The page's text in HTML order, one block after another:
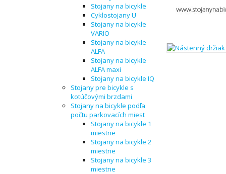
Stojany na bicykle
Cyklostojany U
Stojany na bicykle
VARIO
Stojany na bicykle
ALFA
Stojany na bicykle
ALFA maxi
Stojany na bicykle IQ
Stojany pre bicykle s
kotúčovými brzdami
Stojany na bicykle podľa
počtu parkovacích miest
Stojany na bicykle 1
miestne
Stojany na bicykle 2
miestne
Stojany na bicykle 3
miestne